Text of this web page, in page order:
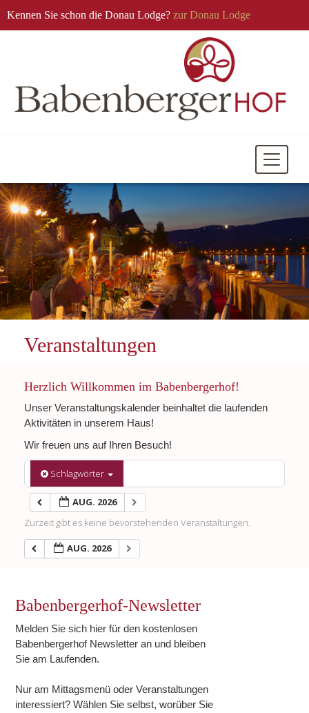
Kennen Sie schon die Donau Lodge? zur Donau Lodge
Mobile
Veranstaltungen
Herzlich Willkommen im Babenbergerhof!
Unser Veranstaltungskalender beinhaltet die laufenden
Aktivitäten in unserem Haus!
Wir freuen uns auf Ihren Besuch!
Schlagwörter
AUG. 2026
Zurzeit gibt es keine bevorstehenden Veranstaltungen.
AUG. 2026
Babenbergerhof-Newsletter
Melden Sie sich hier für den kostenlosen
Babenbergerhof Newsletter an und bleiben
Sie am Laufenden.
Nur am Mittagsmenü oder Veranstaltungen
interessiert? Wählen Sie selbst, worüber Sie